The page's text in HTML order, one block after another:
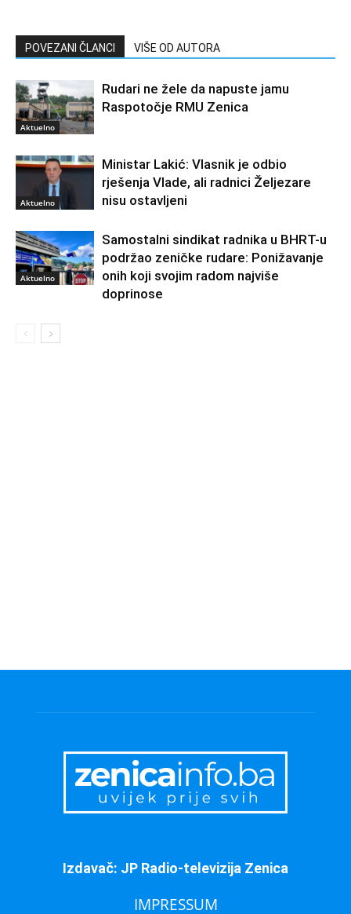
POVEZANI ČLANCI VIŠE OD AUTORA
Aktuelno
Rudari ne žele da napuste jamu
Raspotočje RMU Zenica
Aktuelno
Ministar Lakić: Vlasnik je odbio
rješenja Vlade, ali radnici Željezare
nisu ostavljeni
Aktuelno
Samostalni sindikat radnika u BHRT-u
podržao zeničke rudare: Ponižavanje
onih koji svojim radom najviše
doprinose
Izdavač: JP Radio-televizija Zenica
IMPRESSUM